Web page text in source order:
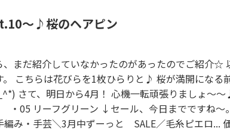
～♪桜のヘアピン
まだ紹介していなかったのがあったのでご紹介☆
。 こちらは花びらを1枚ひらりと♪ 桜が満開になる
さて、明日から4月！ 心機一転頑張りましょ
・05 リーフグリーン ↓セール、今日までですね
み・手芸＼3月中ずーっと SALE／毛糸ピエロ...